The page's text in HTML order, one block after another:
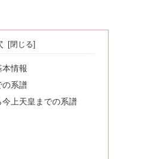
本情報
の系譜
上天皇までの系譜